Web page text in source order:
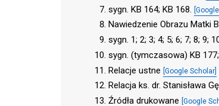
sygn. KB 164; KB 168.
Nawiedzenie Obrazu Matki
sygn. 1; 2; 3; 4; 5; 6; 7; 8; 9;
sygn. (tymczasowa) KB
Relacje ustne [Google Scholar]
Relacja ks. dr. Stanisława
Źródła drukowane [Google